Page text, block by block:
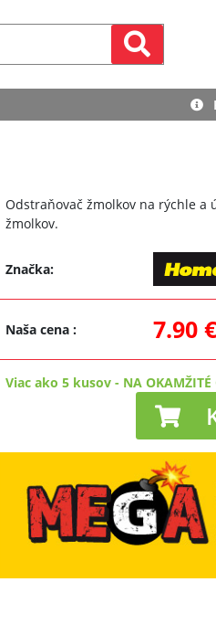
Odstraňovač žmolkov na rýchle
žmolkov.
Značka:
Naša cena: 7.90
Viac ako 5 kusov - NA OKAMŽITÉ